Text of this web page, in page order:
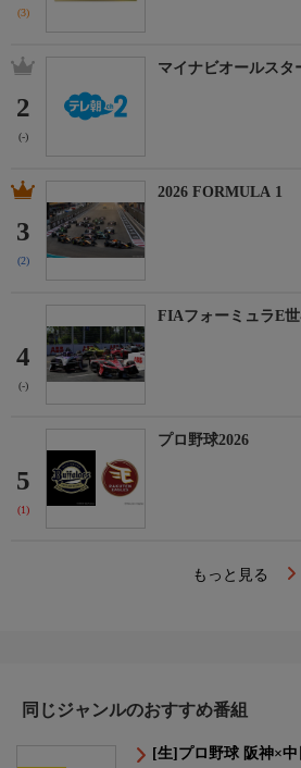
(3)
2
(-)
マイナビオールスタ
3
(2)
2026 FORMULA 1
4
(-)
FIAフォーミュラE
5
(1)
プロ野球2026
もっと見る
同じジャンルのおすすめ番組
[生]プロ野球 阪神×中